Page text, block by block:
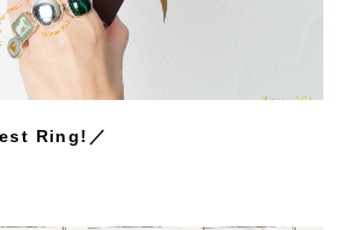
Ring!／